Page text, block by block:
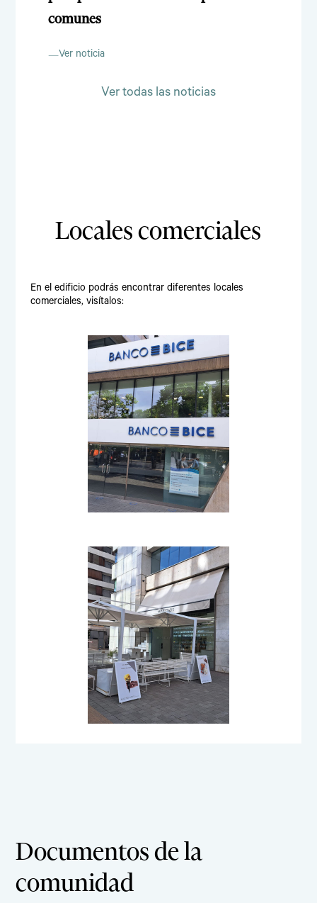
comunes
Ver noticia
Ver todas las noticias
Locales comerciales
En el edificio podrás encontrar diferentes locales
comerciales, visítalos:
Documentos de la
comunidad